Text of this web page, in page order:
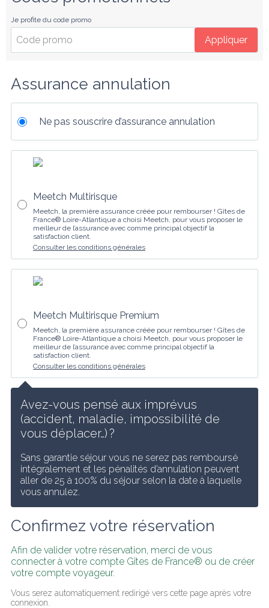
Je profite du code promo
Appliquer
Assurance annulation
Ne pas souscrire d’assurance annulation
Meetch Multirisque
Meetch, la première assurance créée pour rembourser ! Gîtes de
France® Loire-Atlantique a choisi Meetch, pour vous proposer le
meilleur de l’assurance avec comme principal objectif la
satisfaction client.
Consulter les conditions générales
Meetch Multirisque Premium
Meetch, la première assurance créée pour rembourser ! Gîtes de
France® Loire-Atlantique a choisi Meetch, pour vous proposer le
meilleur de l’assurance avec comme principal objectif la
satisfaction client.
Consulter les conditions générales
Avez-vous pensé aux imprévus
(accident, maladie, impossibilité de
vous déplacer…) ?
Sans garantie séjour vous ne serez pas remboursé
intégralement et les pénalités d’annulation peuvent
aller de 25 à 100% du séjour selon la date à laquelle
vous annulez.
Confirmez votre réservation
Afin de valider votre réservation, merci de vous
connecter à votre compte Gîtes de France® ou de créer
votre compte voyageur.
Vous serez automatiquement redirigé vers cette page après votre
connexion.